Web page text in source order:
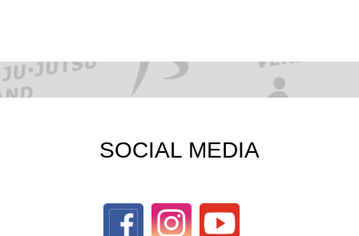
SOCIAL MEDIA